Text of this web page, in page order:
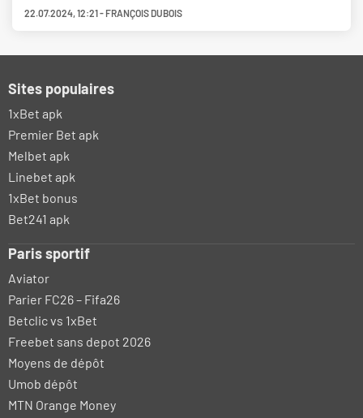
22.07.2024,12:21- FRANÇOIS DUBOIS
Sites populaires
1xBet apk
Premier Bet apk
Melbet apk
Linebet apk
1xBet bonus
Bet241 apk
Paris sportif
Aviator
Parier FC26 – Fifa26
Betclic vs 1xBet
Freebet sans depot 2026
Moyens de dépôt
Umob dépôt
MTN Orange Money